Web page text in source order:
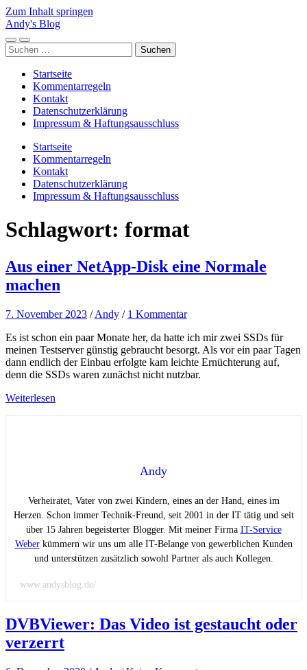
Zum Inhalt springen
Andy's Blog
Mobile-
Menü
Suchfeld
ein-/ausblenden
Suchen
nach:
Startseite
Kommentarregeln
Kontakt
Datenschutzerklärung
Impressum & Haftungsausschluss
Startseite
Kommentarregeln
Kontakt
Datenschutzerklärung
Impressum & Haftungsausschluss
Schlagwort: format
Aus einer NetApp-Disk eine Normale
machen
7. November 2023 /Andy / 1 Kommentar
Es ist schon ein paar Monate her, da hatte ich mir zwei SSDs für
meinen Testserver günstig gebraucht besorgt. Als vor ein paar Tagen
dann endlich der Einbau erfolgte kam leichte Ernüchterung auf,
denn die SSDs waren zunächst nicht nutzbar.
Weiterlesen
Andy
Verheiratet, Vater von zwei Kindern, eines an der Hand, eines im
Herzen. Schon immer Technik-Freund, seit 2001 in der IT tätig und seit
über 15 Jahren begeisterter Blogger. Mit meiner Firma IT-Service
Weberkümmern wir uns um alle IT-Belange von gewerblichen Kunden
und unterstützen zusätzlich sowohl Partner als auch Kollegen.
www.andysblog.de/
DVBViewer: Das Video ist gestaucht oder
verzerrt